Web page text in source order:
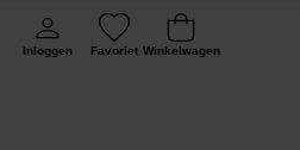
Inloggen Favoriet Winkelwagen